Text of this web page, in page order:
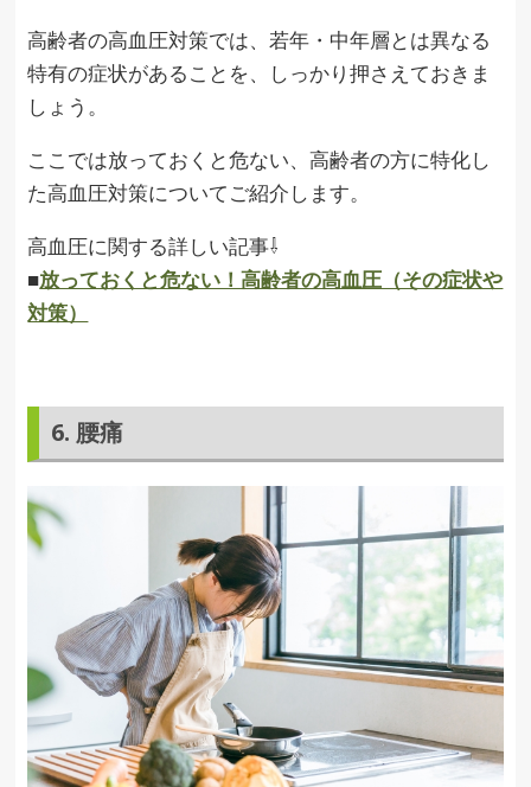
高齢者の高血圧対策では、若年・中年層とは異なる
特有の症状があることを、しっかり押さえておきま
しょう。
ここでは放っておくと危ない、高齢者の方に特化し
た高血圧対策についてご紹介します。
高血圧に関する詳しい記事⇩
■放っておくと危ない！高齢者の高血圧（その症状や
対策）
6. 腰痛